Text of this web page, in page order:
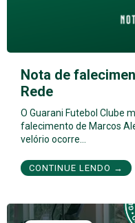
Nota de
Rede
O Guarani Futebol Clube
falecimento de Marcos
velório ocorre…
CONTINUE LENDO →